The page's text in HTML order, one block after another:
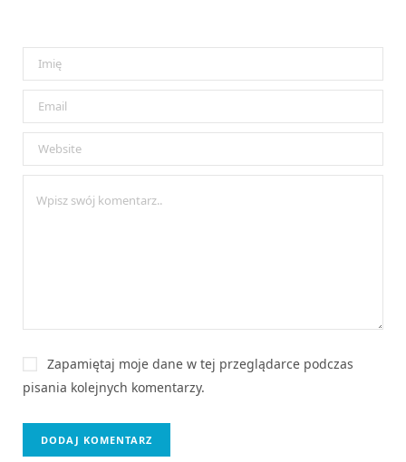
Zapamiętaj moje dane w tej przeglądarce podczas
pisania kolejnych komentarzy.